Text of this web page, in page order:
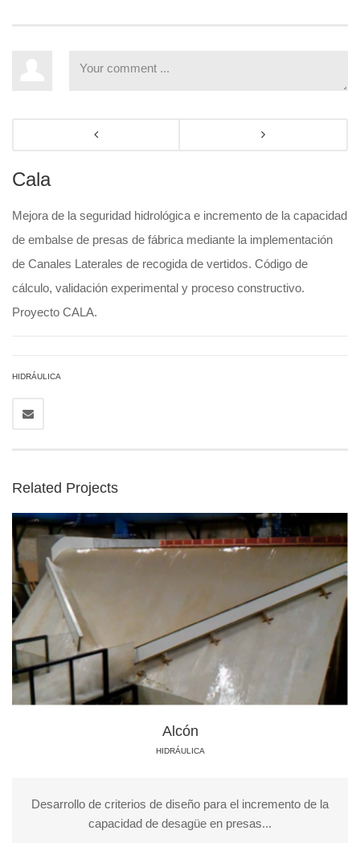
Cala
Mejora de la seguridad hidrológica e incremento de la capacidad
de embalse de presas de fábrica mediante la implementación
de Canales Laterales de recogida de vertidos. Código de
cálculo, validación experimental y proceso constructivo.
Proyecto CALA.
HIDRÁULICA
Related Projects
Alcón
HIDRÁULICA
Desarrollo de criterios de diseño para el incremento de la
capacidad de desagüe en presas...